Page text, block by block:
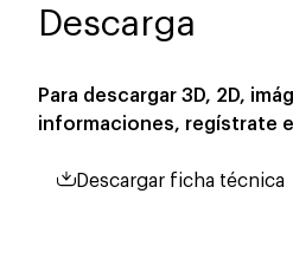
Descarga
Para descargar 3D, 2D,
informaciones, regístrate
Descargar ficha técnica